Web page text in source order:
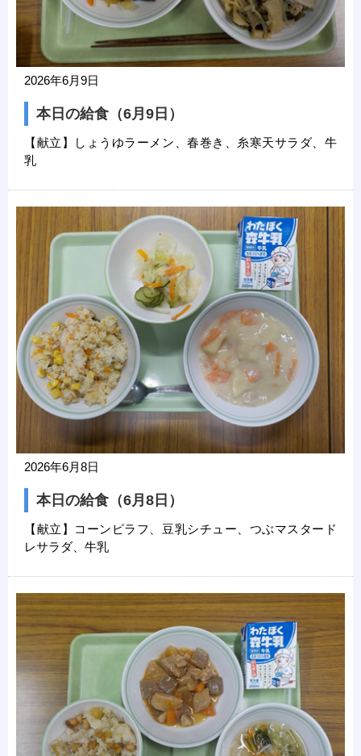
2026年6月9日
本日の給食（6月9日）
【献立】しょうゆラーメン、春巻き、糸寒天サラダ、牛
乳
2026年6月8日
本日の給食（6月8日）
【献立】コーンピラフ、豆乳シチュー、つぶマスタード
レサラダ、牛乳